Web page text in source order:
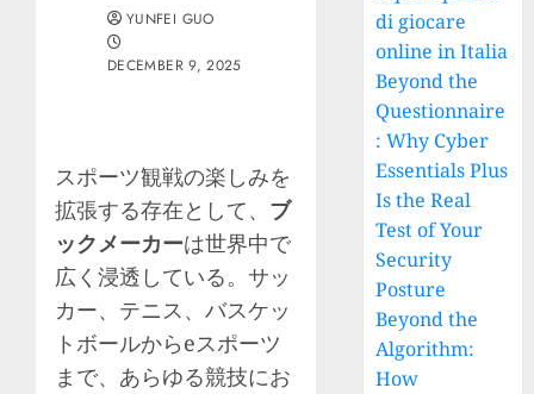
YUNFEI GUO
DECEMBER 9, 2025
スポーツ観戦の楽しみを
拡張する存在として、 ブ
ックメーカーは世界中で
広く浸透している。サッ
カー、テニス、バスケッ
トボールからeスポーツ
まで、あらゆる競技にお
di giocare
online in Italia
Beyond the
Questionnaire
: Why Cyber
Essentials Plus
Is the Real
Test of Your
Security
Posture
Beyond the
Algorithm:
How